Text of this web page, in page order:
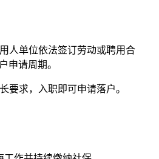
人单位依法签订劳动或聘用合
申请周期。
要求，入职即可申请落户。